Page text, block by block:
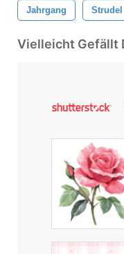
Jahrgang Strudel
Vielleicht Gefällt